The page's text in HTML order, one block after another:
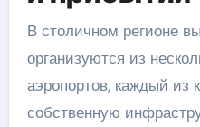
В столичном регионе
организуются из
аэропортов, каждый из
собственную